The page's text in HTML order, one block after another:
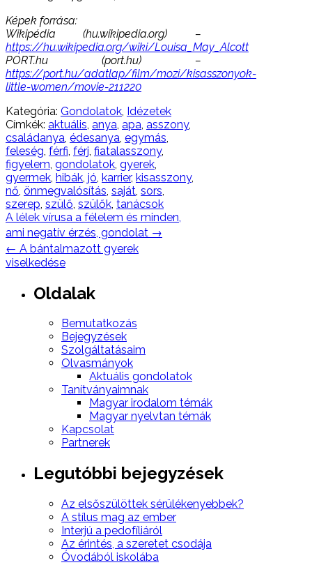
Képek forrása:
Wikipédia (hu.wikipedia.org) –
https://hu.wikipedia.org/wiki/Louisa_May_Alcott
PORT.hu (port.hu) –
https://port.hu/adatlap/film/mozi/kisasszonyok-
little-women/movie-211220
Kategória: Gondolatok Idézetek
Címkék: aktuális anya apa asszony,
családanya édesanya egymás
feleség férfi férj fiatalasszony,
figyelem gondolatok gyerek
gyermek hibák jó karrier, kisasszony,
nő önmegvalósítás saját sors
szerep szülő szülők tanácsok
Post
navigation
A lélek vírusa a félelem és minden,
ami negatív érzés, gondolat →
← A bántalmazott gyerek
viselkedése
Oldalak
Bemutatkozás
Bejegyzések
Szolgáltatásaim
Olvasmányok
Aktuális gondolatok
Tanítványaimnak
Magyar irodalom témák
Magyar nyelvtan témák
Kapcsolat
Partnerek
Legutóbbi bejegyzések
Az elsőszülöttek sérülékenyebbek?
A stílus mag az ember
Interjú a pedofíliáról
Az érintés, a szeretet csodája
Óvodából iskolába